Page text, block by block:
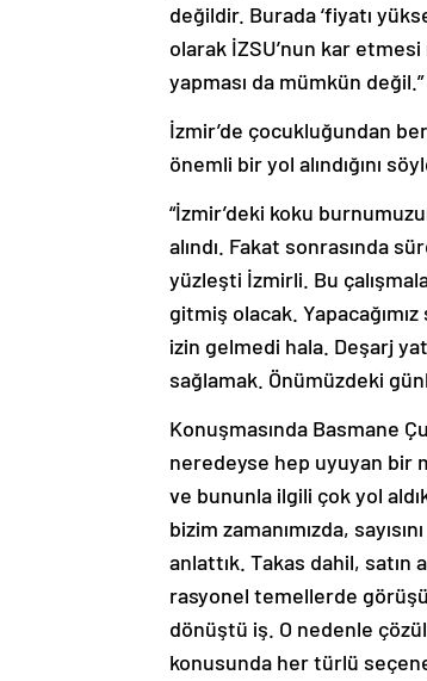
değildir. Burada ‘fiyatı
olarak İZSU’nun kar
yapması da mümkün değil.”
İzmir’de çocukluğundan
önemli bir yol alındığını
“İzmir’deki koku
alındı. Fakat sonrasında
yüzleşti İzmirli. Bu
gitmiş olacak.
izin gelmedi hala. Deşarj
sağlamak. Önümüzdeki
Konuşmasında Basmane
neredeyse hep uyuyan bir
ve bununla ilgili çok yol
bizim zamanımızda,
anlattık. Takas dahil,
rasyonel temellerde
dönüştü iş. O nedenle
konusunda her türlü